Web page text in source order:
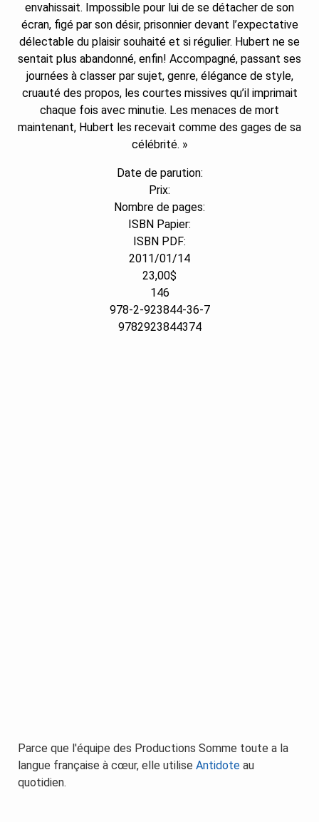
envahissait. Impossible pour lui de se détacher de son
écran, figé par son désir, prisonnier devant l’expectative
délectable du plaisir souhaité et si régulier. Hubert ne se
sentait plus abandonné, enfin! Accompagné, passant ses
journées à classer par sujet, genre, élégance de style,
cruauté des propos, les courtes missives qu’il imprimait
chaque fois avec minutie. Les menaces de mort
maintenant, Hubert les recevait comme des gages de sa
célébrité. »
Date de parution:
Prix:
Nombre de pages:
ISBN Papier:
ISBN PDF:
2011/01/14
23,00$
146
978-2-923844-36-7
9782923844374
Parce que l'équipe des Productions Somme toute a la
langue française à cœur, elle utilise Antidote au
quotidien.